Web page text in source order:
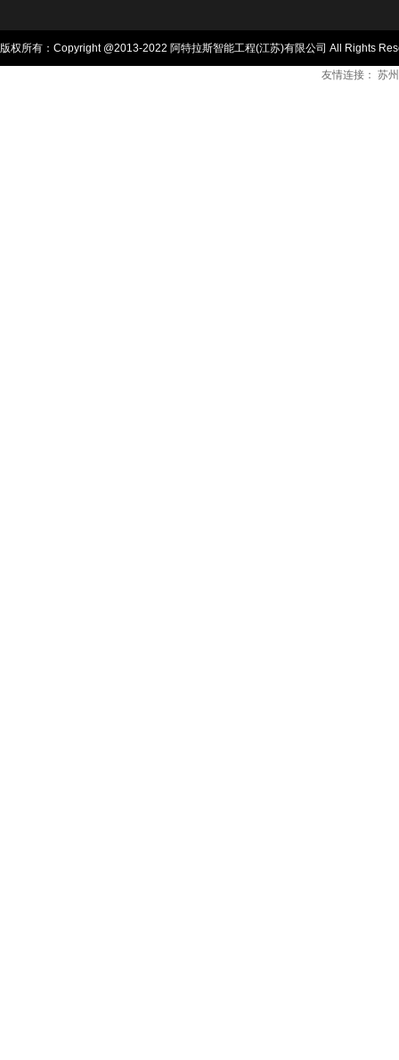
版权所有：Copyright @2013-2022 阿特拉斯智能工程(江苏)有限公司 All Rights
友情连接： 苏